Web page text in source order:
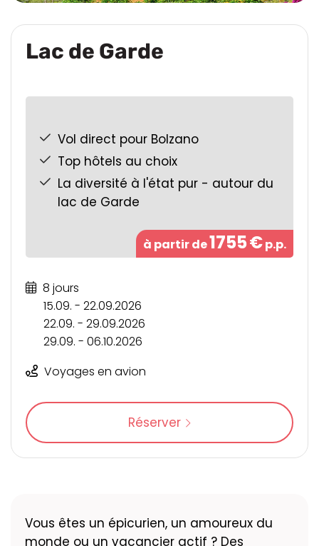
Lac de Garde
Vol direct pour Bolzano
Top hôtels au choix
La diversité à l'état pur - autour du
lac de Garde
à partir de1755€p.p.
8 jours
15.09. - 22.09.2026
22.09. - 29.09.2026
29.09. - 06.10.2026
Voyages en avion
Réserver
Vous êtes un épicurien, un amoureux du
monde ou un vacancier actif ? Des